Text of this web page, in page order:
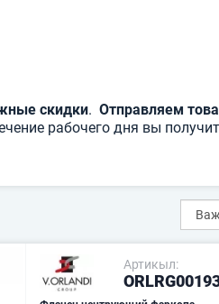
скидки. Отправляем
рабочего дня вы
Артикыл: